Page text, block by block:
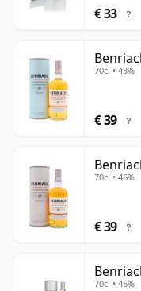
€ 33 ?
70cl • 43%
€ 39 ?
70cl • 46%
€ 39 ?
70cl • 46%